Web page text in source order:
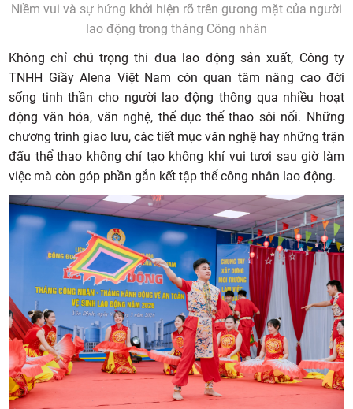
Niềm vui và sự hứng khởi hiện rõ trên gương mặt của người
lao động trong tháng Công nhân
Không chỉ chú trọng thi đua lao động sản xuất, Công ty
TNHH Giầy Alena Việt Nam còn quan tâm nâng cao đời
sống tinh thần cho người lao động thông qua nhiều hoạt
động văn hóa, văn nghệ, thể dục thể thao sôi nổi. Những
chương trình giao lưu, các tiết mục văn nghệ hay những trận
đấu thể thao không chỉ tạo không khí vui tươi sau giờ làm
việc mà còn góp phần gắn kết tập thể công nhân lao động.